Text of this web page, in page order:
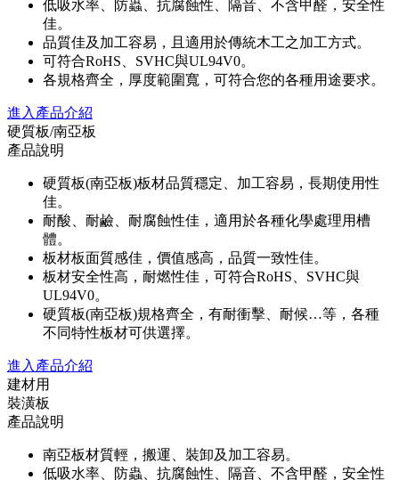
低吸水率、防蟲、抗腐蝕性、隔音、不含甲醛，安全性
佳。
品質佳及加工容易，且適用於傳統木工之加工方式。
可符合RoHS、SVHC與UL94V0。
各規格齊全，厚度範圍寬，可符合您的各種用途要求。
進入產品介紹
硬質板/南亞板
產品說明
硬質板(南亞板)板材品質穩定、加工容易，長期使用性
佳。
耐酸、耐鹼、耐腐蝕性佳，適用於各種化學處理用槽
體。
板材板面質感佳，價值感高，品質一致性佳。
板材安全性高，耐燃性佳，可符合RoHS、SVHC與
UL94V0。
硬質板(南亞板)規格齊全，有耐衝擊、耐候…等，各種
不同特性板材可供選擇。
進入產品介紹
建材用
裝潢板
產品說明
南亞板材質輕，搬運、裝卸及加工容易。
低吸水率、防蟲、抗腐蝕性、隔音、不含甲醛，安全性